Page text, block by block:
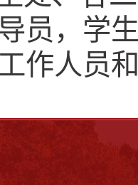
员，学
作人员